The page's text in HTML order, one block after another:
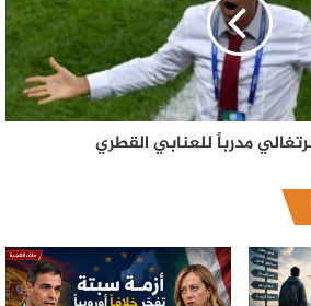
مدرباً للعنابي القطري